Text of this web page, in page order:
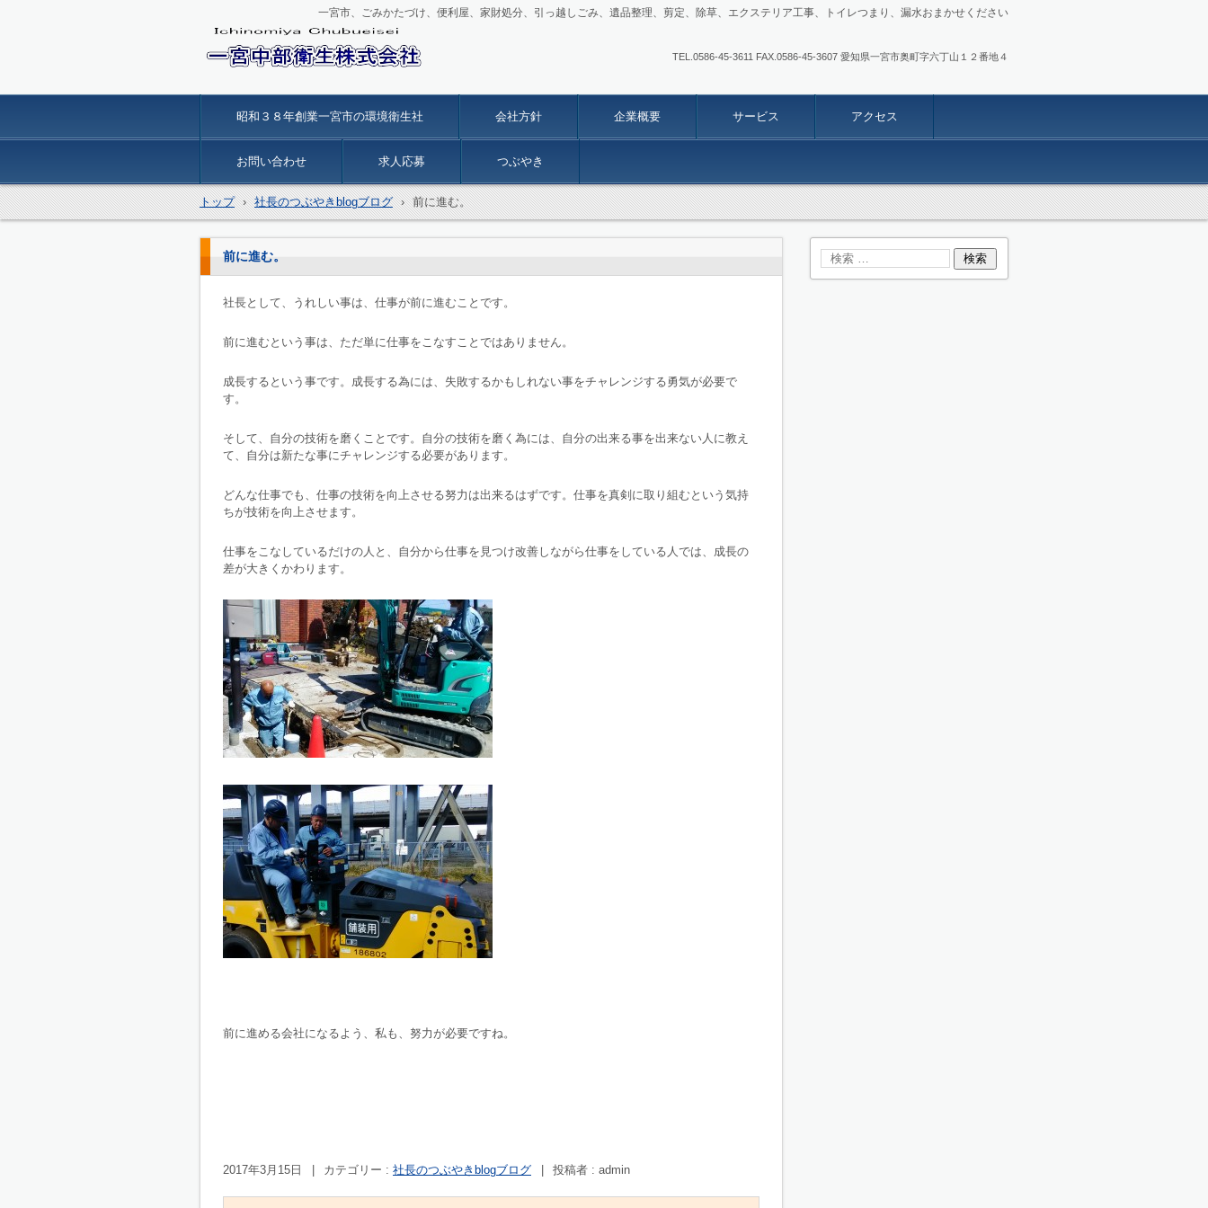
一宮市、ごみかたづけ、便利屋、家財処分、引っ越しごみ、遺品整理、剪定、除草、エクステリア工事、トイレつまり、漏水おまかせください
TEL.0586-45-3611 FAX.0586-45-3607 愛知県一宮市奥町字六丁山１２番地４
昭和３８年創業一宮市の環境衛生社 会社方針 企業概要 サービス アクセス
お問い合わせ 求人応募 つぶやき
トップ › 社長のつぶやきblogブログ › 前に進む。
前に進む。
社長として、うれしい事は、仕事が前に進むことです。
前に進むという事は、ただ単に仕事をこなすことではありません。
成長するという事です。成長する為には、失敗するかもしれない事をチャレンジする勇気が必要で
す。
そして、自分の技術を磨くことです。自分の技術を磨く為には、自分の出来る事を出来ない人に教え
て、自分は新たな事にチャレンジする必要があります。
どんな仕事でも、仕事の技術を向上させる努力は出来るはずです。仕事を真剣に取り組むという気持
ちが技術を向上させます。
仕事をこなしているだけの人と、自分から仕事を見つけ改善しながら仕事をしている人では、成長の
差が大きくかわります。
前に進める会社になるよう、私も、努力が必要ですね。
2017年3月15日 カテゴリー : 社長のつぶやきblogブログ 投稿者 : admin